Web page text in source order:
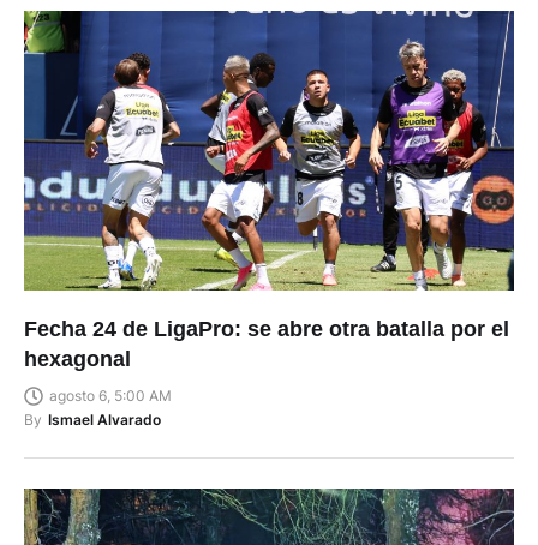
Fecha 24 de LigaPro: se abre otra batalla por el
hexagonal
agosto 6, 5:00 AM
By Ismael Alvarado